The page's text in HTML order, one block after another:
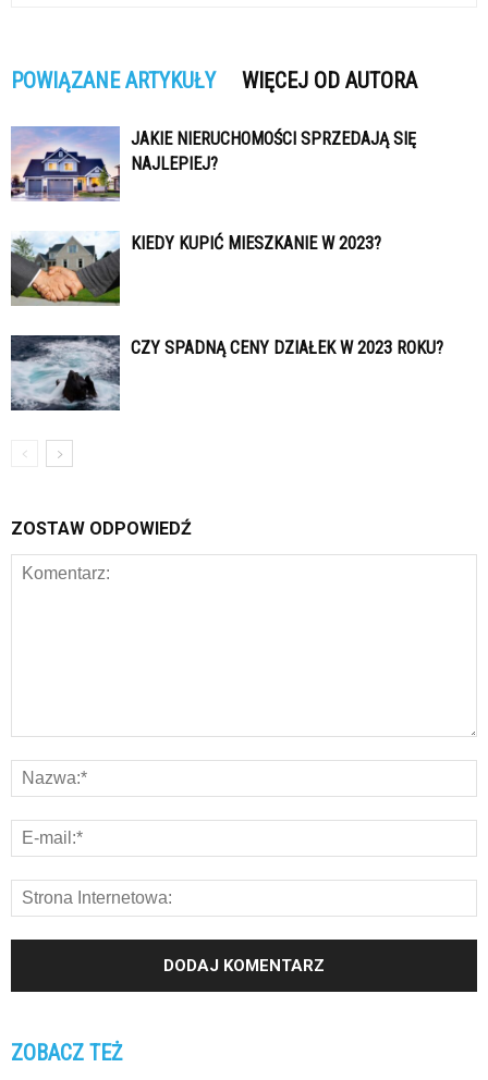
POWIĄZANE ARTYKUŁY WIĘCEJ OD AUTORA
JAKIE NIERUCHOMOŚCI SPRZEDAJĄ SIĘ
NAJLEPIEJ?
KIEDY KUPIĆ MIESZKANIE W 2023?
CZY SPADNĄ CENY DZIAŁEK W 2023 ROKU?
ZOSTAW ODPOWIEDŹ
ZOBACZ TEŻ